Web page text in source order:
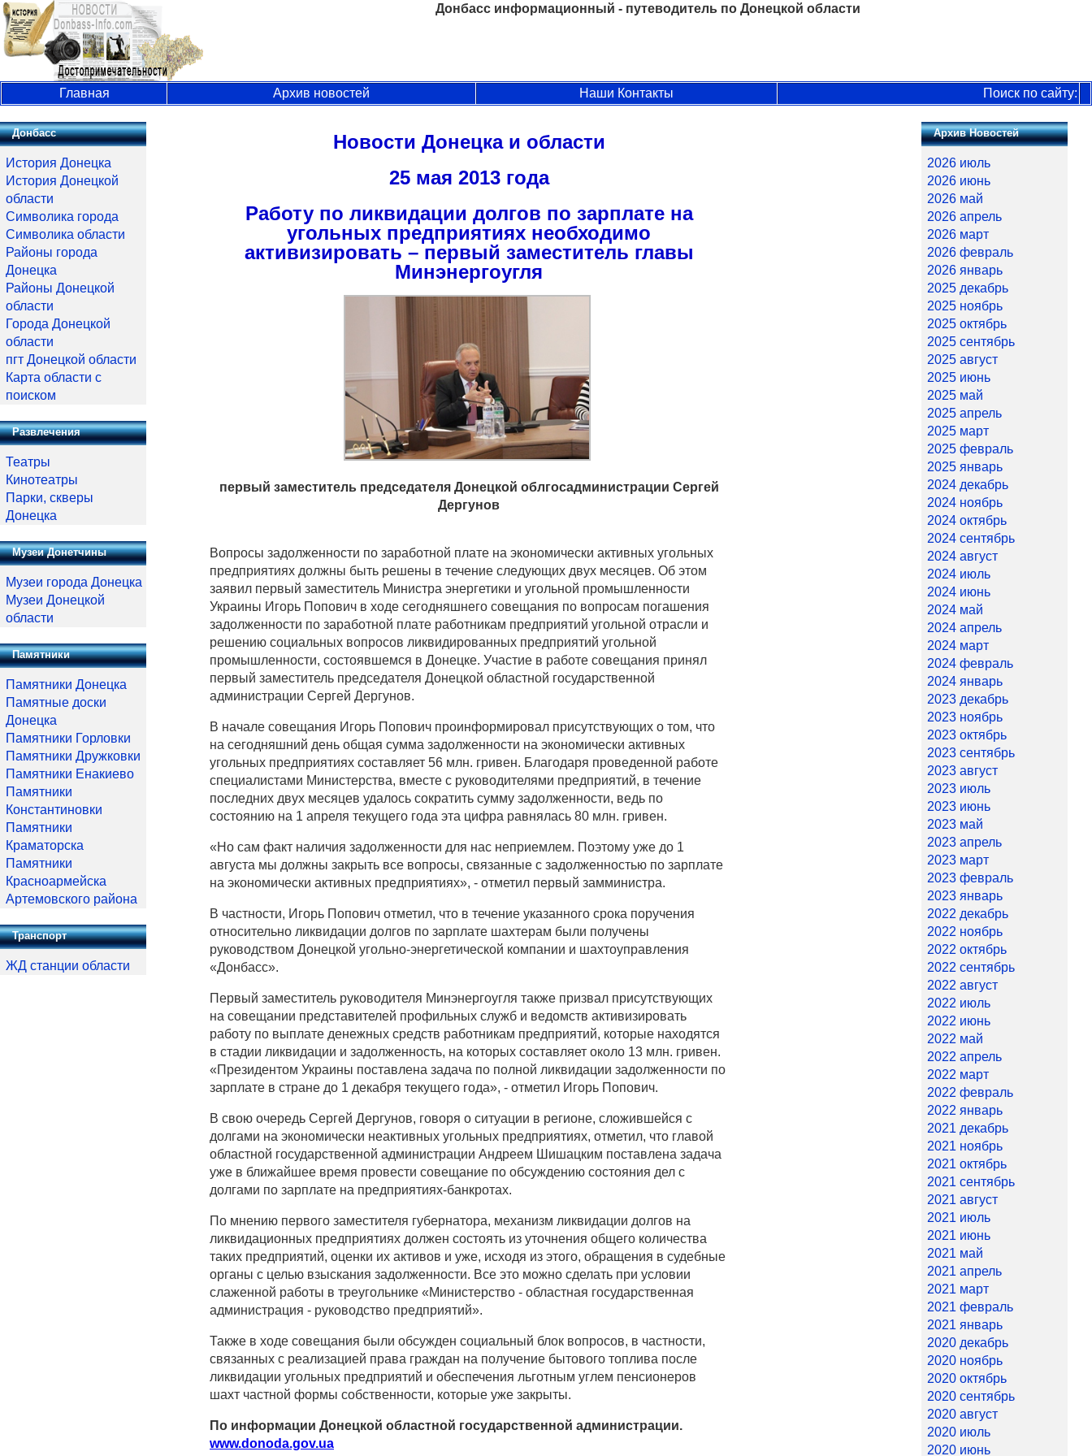
Донбасс информационный - путеводитель по Донецкой области
Главная Архив новостей Наши Контакты Поиск по сайту:
Новости Донецка и области
25 мая 2013 года
Работу по ликвидации долгов по зарплате на
угольных предприятиях необходимо
активизировать – первый заместитель главы
Минэнергоугля
первый заместитель председателя Донецкой облгосадминистрации Сергей
Дергунов
Вопросы задолженности по заработной плате на экономически активных угольных
предприятиях должны быть решены в течение следующих двух месяцев. Об этом
заявил первый заместитель Министра энергетики и угольной промышленности
Украины Игорь Попович в ходе сегодняшнего совещания по вопросам погашения
задолженности по заработной плате работникам предприятий угольной отрасли и
решению социальных вопросов ликвидированных предприятий угольной
промышленности, состоявшемся в Донецке. Участие в работе совещания принял
первый заместитель председателя Донецкой областной государственной
администрации Сергей Дергунов.
В начале совещания Игорь Попович проинформировал присутствующих о том, что
на сегодняшний день общая сумма задолженности на экономически активных
угольных предприятиях составляет 56 млн. гривен. Благодаря проведенной работе
специалистами Министерства, вместе с руководителями предприятий, в течение
последних двух месяцев удалось сократить сумму задолженности, ведь по
состоянию на 1 апреля текущего года эта цифра равнялась 80 млн. гривен.
«Но сам факт наличия задолженности для нас неприемлем. Поэтому уже до 1
августа мы должны закрыть все вопросы, связанные с задолженностью по зарплате
на экономически активных предприятиях», - отметил первый замминистра.
В частности, Игорь Попович отметил, что в течение указанного срока поручения
относительно ликвидации долгов по зарплате шахтерам были получены
руководством Донецкой угольно-энергетической компании и шахтоуправления
«Донбасс».
Первый заместитель руководителя Минэнергоугля также призвал присутствующих
на совещании представителей профильных служб и ведомств активизировать
работу по выплате денежных средств работникам предприятий, которые находятся
в стадии ликвидации и задолженность, на которых составляет около 13 млн. гривен.
«Президентом Украины поставлена ​​задача по полной ликвидации задолженности по
зарплате в стране до 1 декабря текущего года», - отметил Игорь Попович.
В свою очередь Сергей Дергунов, говоря о ситуации в регионе, сложившейся с
долгами на экономически неактивных угольных предприятиях, отметил, что главой
областной государственной администрации Андреем Шишацким поставлена ​​задача
уже в ближайшее время провести совещание по обсуждению состояния дел с
долгами по зарплате на предприятиях-банкротах.
По мнению первого заместителя губернатора, механизм ликвидации долгов на
ликвидационных предприятиях должен состоять из уточнения общего количества
таких предприятий, оценки их активов и уже, исходя из этого, обращения в судебные
органы с целью взыскания задолженности. Все это можно сделать при условии
слаженной работы в треугольнике «Министерство - областная государственная
администрация - руководство предприятий».
Также в ходе совещания были обсужден социальный блок вопросов, в частности,
связанных с реализацией права граждан на получение бытового топлива после
ликвидации угольных предприятий и обеспечения льготным углем пенсионеров
шахт частной формы собственности, которые уже закрыты.
По информации Донецкой областной государственной администрации.
www.donoda.gov.ua
Донбасс
История Донецка
История Донецкой
области
Символика города
Символика области
Районы города
Донецка
Районы Донецкой
области
Города Донецкой
области
пгт Донецкой области
Карта области с
поиском
Развлечения
Театры
Кинотеатры
Парки, скверы
Донецка
Музеи Донетчины
Музеи города Донецка
Музеи Донецкой
области
Памятники
Памятники Донецка
Памятные доски
Донецка
Памятники Горловки
Памятники Дружковки
Памятники Енакиево
Памятники
Константиновки
Памятники
Краматорска
Памятники
Красноармейска
Артемовского района
Транспорт
ЖД станции области
Архив Новостей
2026 июль
2026 июнь
2026 май
2026 апрель
2026 март
2026 февраль
2026 январь
2025 декабрь
2025 ноябрь
2025 октябрь
2025 сентябрь
2025 август
2025 июнь
2025 май
2025 апрель
2025 март
2025 февраль
2025 январь
2024 декабрь
2024 ноябрь
2024 октябрь
2024 сентябрь
2024 август
2024 июль
2024 июнь
2024 май
2024 апрель
2024 март
2024 февраль
2024 январь
2023 декабрь
2023 ноябрь
2023 октябрь
2023 сентябрь
2023 август
2023 июль
2023 июнь
2023 май
2023 апрель
2023 март
2023 февраль
2023 январь
2022 декабрь
2022 ноябрь
2022 октябрь
2022 сентябрь
2022 август
2022 июль
2022 июнь
2022 май
2022 апрель
2022 март
2022 февраль
2022 январь
2021 декабрь
2021 ноябрь
2021 октябрь
2021 сентябрь
2021 август
2021 июль
2021 июнь
2021 май
2021 апрель
2021 март
2021 февраль
2021 январь
2020 декабрь
2020 ноябрь
2020 октябрь
2020 сентябрь
2020 август
2020 июль
2020 июнь